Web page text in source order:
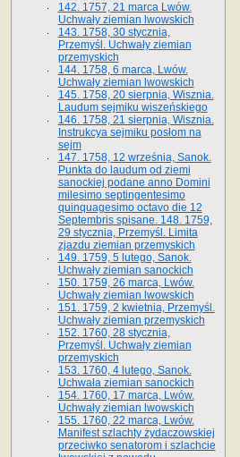
142. 1757, 21 marca Lwów.
Uchwały ziemian lwowskich
143. 1758, 30 stycznia,
Przemyśl. Uchwały ziemian
przemyskich
144. 1758, 6 marca, Lwów.
Uchwały ziemian lwowskich
145. 1758, 20 sierpnia, Wisznia.
Laudum sejmiku wiszeńskiego
146. 1758, 21 sierpnia, Wisznia.
Instrukcya sejmiku posłom na
sejm
147. 1758, 12 września, Sanok.
Punkta do laudum od ziemi
sanockiej podane anno Domini
milesimo septingentesimo
quinquagesimo octavo die 12
Septembris spisane. 148. 1759,
29 stycznia, Przemyśl. Limita
zjazdu ziemian przemyskich
149. 1759, 5 lutego, Sanok.
Uchwały ziemian sanockich
150. 1759, 26 marca, Lwów.
Uchwały ziemian lwowskich
151. 1759, 2 kwietnia, Przemyśl.
Uchwały ziemian przemyskich
152. 1760, 28 stycznia,
Przemyśl. Uchwały ziemian
przemyskich
153. 1760, 4 lutego, Sanok.
Uchwała ziemian sanockich
154. 1760, 17 marca, Lwów.
Uchwały ziemian lwowskich
155. 1760, 22 marca, Lwów.
Manifest szlachty żydaczowskiej
przeciwko senatorom i szlachcie